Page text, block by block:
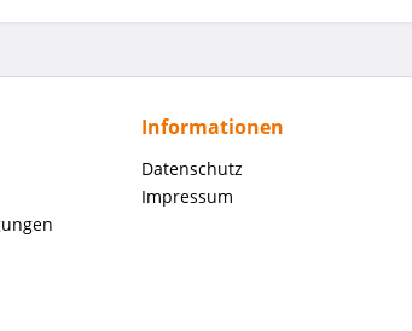
Informationen
Datenschutz
Impressum